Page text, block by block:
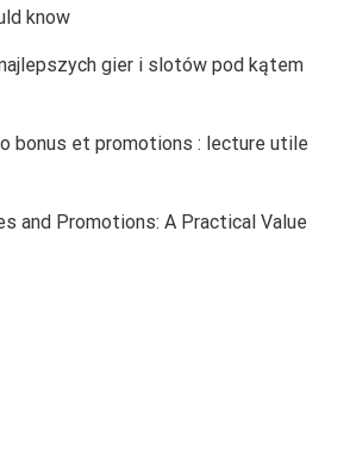
know
gier i slotów pod kątem
bonus et promotions : lecture utile
and Promotions: A Practical Value